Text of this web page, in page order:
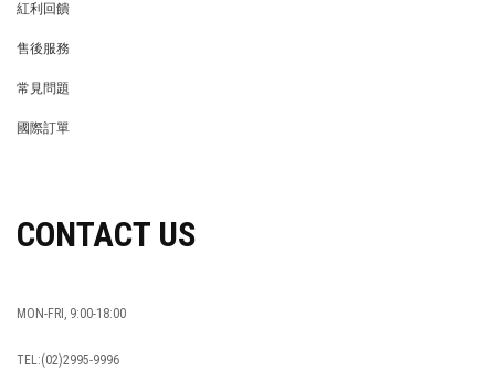
紅利回饋
售後服務
常見問題
國際訂單
CONTACT US
MON-FRI, 9:00-18:00
TEL:(02)2995-9996